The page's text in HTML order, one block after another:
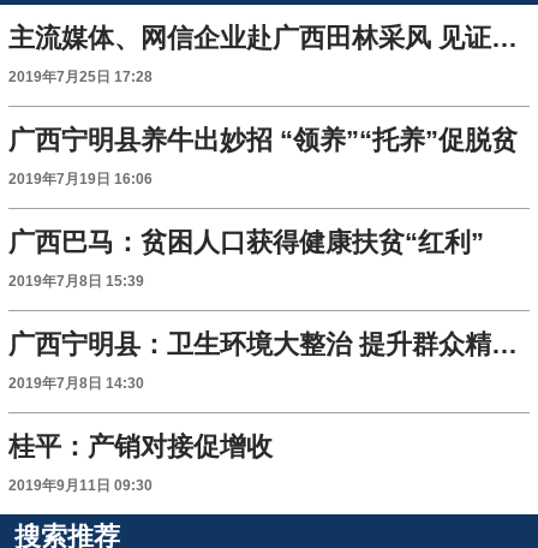
主流媒体、网信企业赴广西田林采风 见证扶贫成果
2019年7月25日 17:28
广西宁明县养牛出妙招 “领养”“托养”促脱贫
2019年7月19日 16:06
广西巴马：贫困人口获得健康扶贫“红利”
2019年7月8日 15:39
广西宁明县：卫生环境大整治 提升群众精气神
2019年7月8日 14:30
桂平：产销对接促增收
2019年9月11日 09:30
搜索推荐